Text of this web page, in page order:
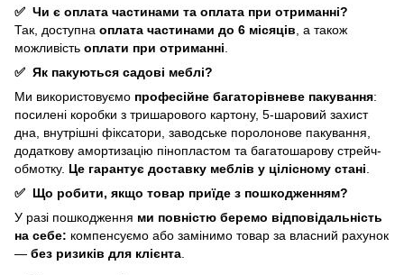
✅ Чи є оплата частинами та оплата при отриманні?
Так, доступна оплата частинами до 6 місяців, а також
можливість оплати при отриманні.
✅ Як пакуються садові меблі?
Ми використовуємо професійне багаторівневе пакування:
посилені коробки з тришарового картону, 5-шаровий захист
дна, внутрішні фіксатори, заводське поролонове пакування,
додаткову амортизацію пінопластом та багатошарову стрейч-
обмотку. Це гарантує доставку меблів у цілісному стані.
✅ Що робити, якщо товар приїде з пошкодженням?
У разі пошкодження ми повністю беремо відповідальність
на себе: компенсуємо або замінимо товар за власний рахунок
— без ризиків для клієнта.